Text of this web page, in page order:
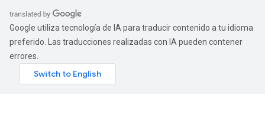
Google utiliza tecnología de IA para traducir contenido a tu idioma
preferido. Las traducciones realizadas con IA pueden contener
errores.